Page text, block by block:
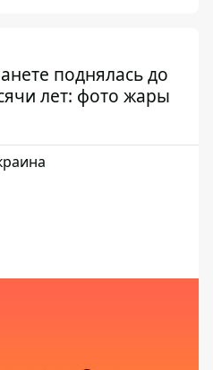
поднялась до
лет: фото жары